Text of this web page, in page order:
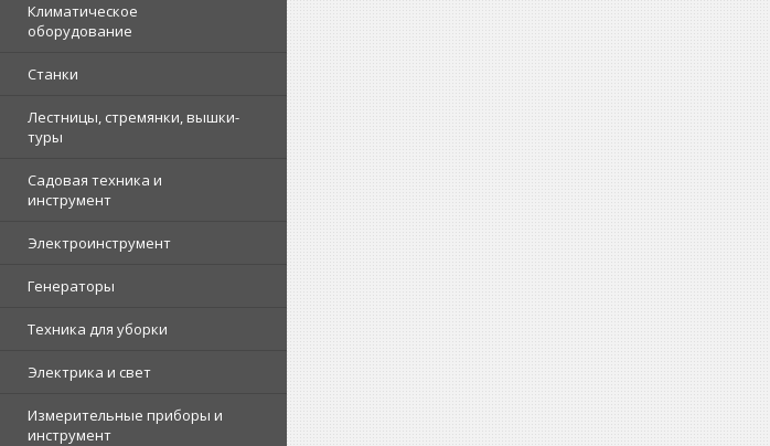
Климатическое
оборудование
Станки
Лестницы, стремянки, вышки-
туры
Садовая техника и
инструмент
Электроинструмент
Генераторы
Техника для уборки
Электрика и свет
Измерительные приборы и
инструмент